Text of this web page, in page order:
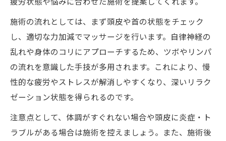
施術の流れとしては、まず頭皮や首の状態をチェック
し、適切な力加減でマッサージを行います。自律神経の
乱れや身体のコリにアプローチするため、ツボやリンパ
の流れを意識した手技が多用されます。これにより、慢
性的な疲労やストレスが解消しやすくなり、深いリラク
ゼーション状態を得られるのです。
注意点として、体調がすぐれない場合や頭皮に炎症・ト
ラブルがある場合は施術を控えましょう。また、施術後